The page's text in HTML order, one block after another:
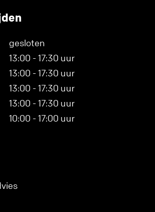
gesloten
13:00 - 17:30 uur
13:00 - 17:30 uur
13:00 - 17:30 uur
13:00 - 17:30 uur
10:00 - 17:00 uur